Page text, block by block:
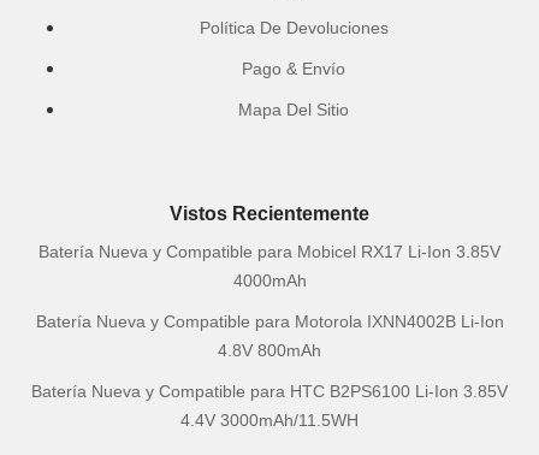
Política De Devoluciones
Pago & Envío
Mapa Del Sitio
Vistos Recientemente
Batería Nueva y Compatible para Mobicel RX17 Li-Ion 3.85V
4000mAh
Batería Nueva y Compatible para Motorola IXNN4002B Li-Ion
4.8V 800mAh
Batería Nueva y Compatible para HTC B2PS6100 Li-Ion 3.85V
4.4V 3000mAh/11.5WH